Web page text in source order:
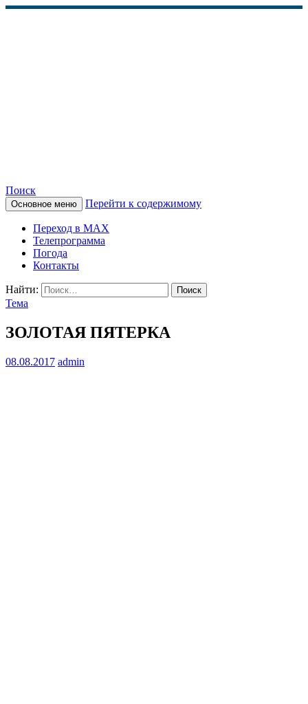
КАМЧАТСКОЕ
ИНФОРМАЦИОННОЕ
АГЕНТСТВО (КИА
«ВЕСТИ»)
Поиск
Основное меню Перейти к содержимому
Переход в MAX
Телепрограмма
Погода
Контакты
Найти:
Тема
ЗОЛОТАЯ ПЯТЕРКА
08.08.2017 admin